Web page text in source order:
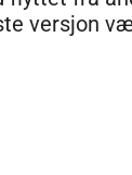
versjon